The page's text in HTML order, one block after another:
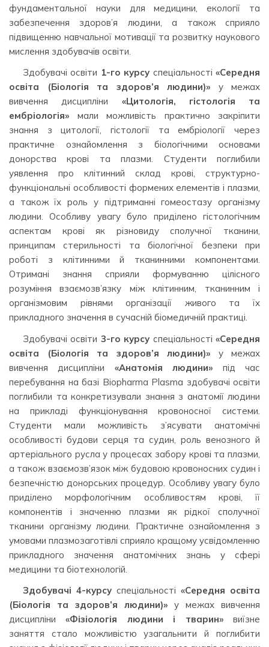
фундаментальної науки для медицини, екології та
забезпечення здоров’я людини, а також сприяло
підвищенню навчальної мотивації та розвитку наукового
мислення здобувачів освіти.
Здобувачі освіти 1-го курсу спеціальності «Середня
освіта (Біологія та здоров’я людини)» у межах
вивчення дисципліни «Цитологія, гістологія та
ембріологія» мали можливість практично закріпити
знання з цитології, гістології та ембріології через
практичне ознайомлення з біологічними основами
донорства крові та плазми. Студенти поглибили
уявлення про клітинний склад крові, структурно-
функціональні особливості формених елементів і плазми,
а також їх роль у підтриманні гомеостазу організму
людини. Особливу увагу було приділено гістологічним
аспектам крові як різновиду сполучної тканини,
принципам стерильності та біологічної безпеки при
роботі з клітинними й тканинними компонентами.
Отримані знання сприяли формуванню цілісного
розуміння взаємозв’язку між клітинним, тканинним і
організмовим рівнями організації живого та їх
прикладного значення в сучасній біомедичній практиці.
Здобувачі освіти 3-го курсу спеціальності «Середня
освіта (Біологія та здоров’я людини)» у межах
вивчення дисципліни «Анатомія людини» під час
перебування на базі Biopharma Plasma здобувачі освіти
поглибили та конкретизували знання з анатомії людини
на прикладі функціонування кровоносної системи.
Студенти мали можливість з’ясувати анатомічні
особливості будови серця та судин, роль венозного й
артеріального русла у процесах забору крові та плазми,
а також взаємозв’язок між будовою кровоносних судин і
безпечністю донорських процедур. Особливу увагу було
приділено морфологічним особливостям крові, її
компонентів і значенню плазми як рідкої сполучної
тканини організму людини. Практичне ознайомлення з
умовами плазмозаготівлі сприяло кращому усвідомленню
прикладного значення анатомічних знань у сфері
медицини та біотехнологій.
Здобувачі 4-курсу спеціальності «Середня освіта
(Біологія та здоров’я людини)» у межах вивчення
дисципліни«Фізіологія людини і тварин»виїзне
заняття стало можливістю узагальнити й поглибити